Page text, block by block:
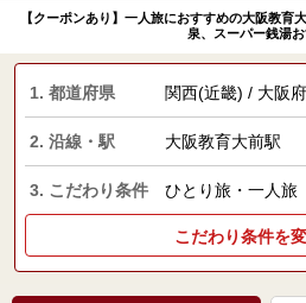
【クーポンあり】一人旅におすすめの大阪教育
泉、スーパー銭湯
1. 都道府県 関西(近畿) / 大阪府
2. 沿線・駅 大阪教育大前駅
3. こだわり条件 ひとり旅・一人旅
こだわり条件を